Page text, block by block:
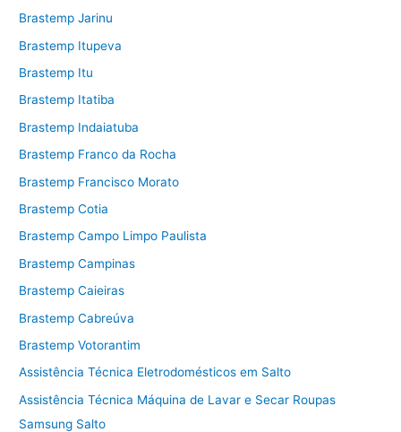
Brastemp Jarinu
Brastemp Itupeva
Brastemp Itu
Brastemp Itatiba
Brastemp Indaiatuba
Brastemp Franco da Rocha
Brastemp Francisco Morato
Brastemp Cotia
Brastemp Campo Limpo Paulista
Brastemp Campinas
Brastemp Caieiras
Brastemp Cabreúva
Brastemp Votorantim
Assistência Técnica Eletrodomésticos em Salto
Assistência Técnica Máquina de Lavar e Secar Roupas
Samsung Salto